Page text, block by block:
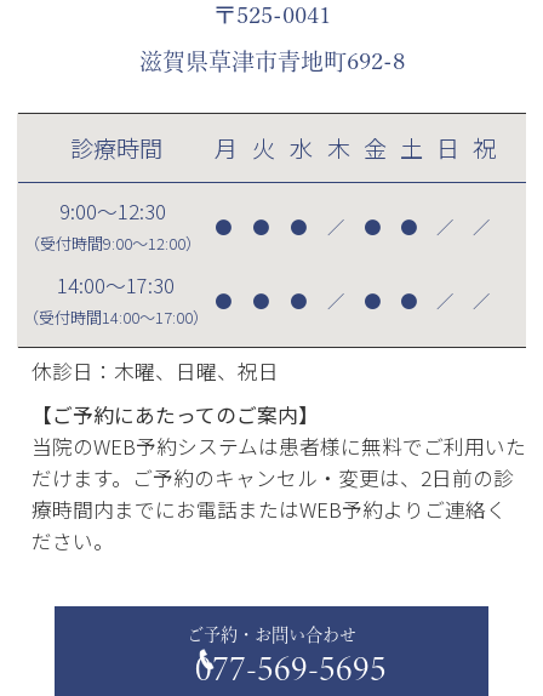
〒525-0041
滋賀県草津市青地町692-8
診療時間 月 火 水 木 金 土 日 祝
9:00～12:30
（受付時間9:00～12:00）
● ● ● ／ ● ● ／ ／
14:00～17:30
（受付時間14:00～17:00）
● ● ● ／ ● ● ／ ／
休診日：木曜、日曜、祝日
【ご予約にあたってのご案内】
当院のWEB予約システムは患者様に無料でご利用いた
だけます。ご予約のキャンセル・変更は、2日前の診
療時間内までにお電話またはWEB予約よりご連絡く
ださい。
ご予約・お問い合わせ
077-569-5695